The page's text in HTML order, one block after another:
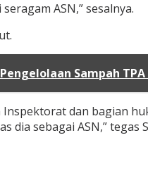
ASN,” sesalnya.
Sampah TPA
dan bagian
sebagai ASN,” tegas